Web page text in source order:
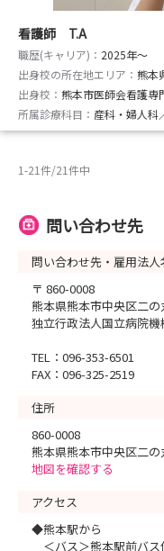
看護師 T.A
職歴(キャリア)： 2025年〜
出身校の所在地エリア： 熊本
出身校： 熊本市医師会看護専
所属診療科目： 産科・婦人科
1-21件/21件中
問い合わせ先
問い合わせ先・雇用法人
〒 860-0008
熊本県熊本市中央区二
独立行政法人国立病院
TEL：096-353-6501
FAX：096-325-2519
住所
860-0008
熊本県熊本市中央区二
地図を確認する
アクセス
◆熊本駅から
＜バス＞熊本駅前バス